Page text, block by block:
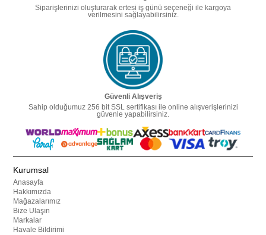
Siparişlerinizi oluşturarak ertesi iş günü seçeneği ile kargoya
verilmesini sağlayabilirsiniz.
Güvenli Alışveriş
Sahip olduğumuz 256 bit SSL sertifikası ile online alışverişlerinizi
güvenle yapabilirsiniz.
Kurumsal
Anasayfa
Hakkımızda
Mağazalarımız
Bize Ulaşın
Markalar
Havale Bildirimi